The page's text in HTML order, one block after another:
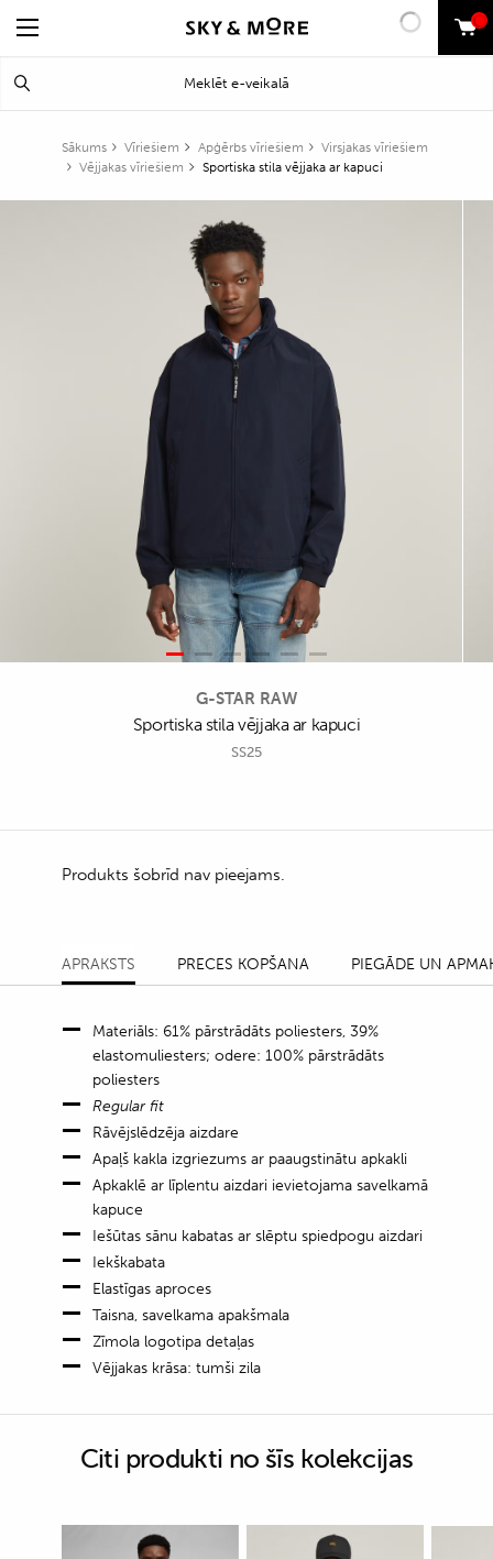
0
Sākums Vīriešiem Apģērbs vīriešiem
Virsjakas vīriešiem
Vējjakas vīriešiem
Sportiska stila vējjaka ar kapuci
G-STAR RAW
Sportiska stila vējjaka ar kapuci
SS25
Produkts šobrīd nav pieejams.
APRAKSTS PRECES KOPŠANA PIEGĀDE UN
Materiāls: 61% pārstrādāts poliesters, 39%
elastomuliesters; odere: 100% pārstrādāts
poliesters
Regular fit
Rāvējslēdzēja aizdare
Apaļš kakla izgriezums ar paaugstinātu apkakli
Apkaklē ar līplentu aizdari ievietojama savelkamā
kapuce
Iešūtas sānu kabatas ar slēptu spiedpogu aizdari
Iekškabata
Elastīgas aproces
Taisna, savelkama apakšmala
Zīmola logotipa detaļas
Vējjakas krāsa: tumši zila
Citi produkti no šīs kolekcijas